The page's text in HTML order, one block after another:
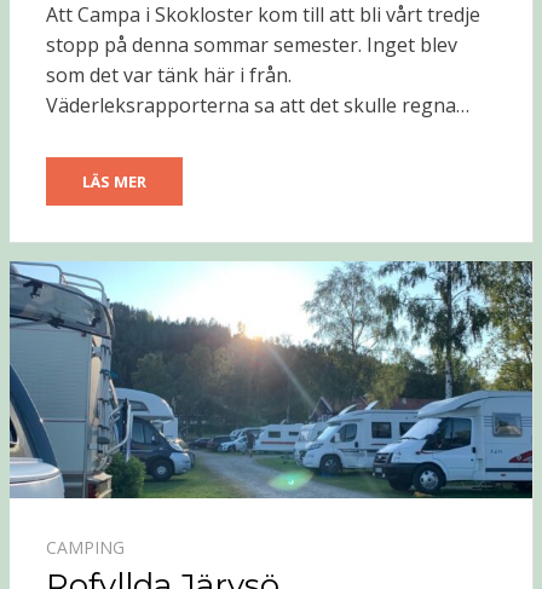
Att Campa i Skokloster kom till att bli vårt tredje
stopp på denna sommar semester. Inget blev
som det var tänk här i från.
Väderleksrapporterna sa att det skulle regna…
LÄS MER
CAMPING